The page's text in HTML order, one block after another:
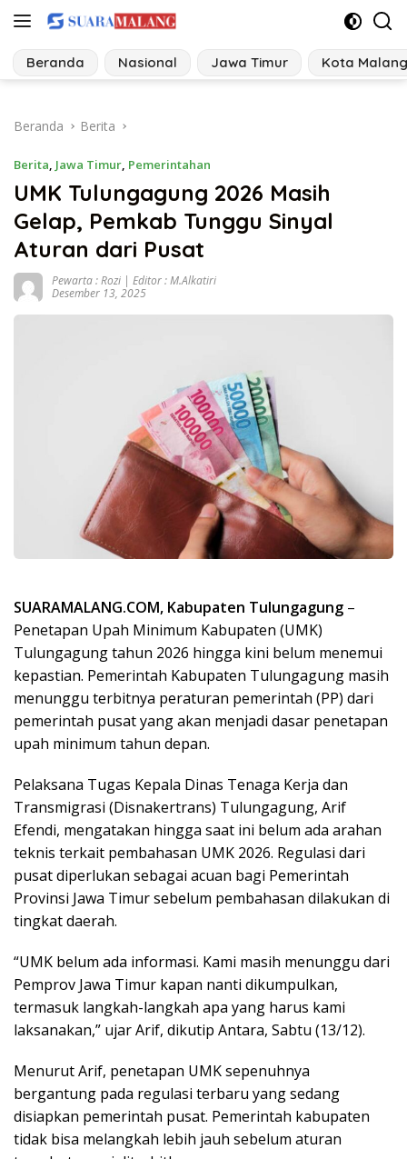
Langsung
konten
Beranda Nasional Jawa Timur Kota Malang
Beranda Berita
Berita, Jawa Timur, Pemerintahan
UMK Tulungagung 2026 Masih
Gelap, Pemkab Tunggu Sinyal
Aturan dari Pusat
Pewarta : Rozi | Editor : M.Alkatiri
Desember 13, 2025
SUARAMALANG.COM, Kabupaten Tulungagung –
Penetapan Upah Minimum Kabupaten (UMK)
Tulungagung tahun 2026 hingga kini belum menemui
kepastian. Pemerintah Kabupaten Tulungagung masih
menunggu terbitnya peraturan pemerintah (PP) dari
pemerintah pusat yang akan menjadi dasar penetapan
upah minimum tahun depan.
Pelaksana Tugas Kepala Dinas Tenaga Kerja dan
Transmigrasi (Disnakertrans) Tulungagung, Arif
Efendi, mengatakan hingga saat ini belum ada arahan
teknis terkait pembahasan UMK 2026. Regulasi dari
pusat diperlukan sebagai acuan bagi Pemerintah
Provinsi Jawa Timur sebelum pembahasan dilakukan di
tingkat daerah.
“UMK belum ada informasi. Kami masih menunggu dari
Pemprov Jawa Timur kapan nanti dikumpulkan,
termasuk langkah-langkah apa yang harus kami
laksanakan,” ujar Arif, dikutip Antara, Sabtu (13/12).
Menurut Arif, penetapan UMK sepenuhnya
bergantung pada regulasi terbaru yang sedang
disiapkan pemerintah pusat. Pemerintah kabupaten
tidak bisa melangkah lebih jauh sebelum aturan